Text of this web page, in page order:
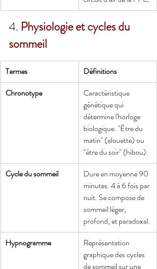
4. Physiologie et cycles du
sommeil
Termes
Définitions
Chronotype
Caractéristique
génétique qui
détermine l'horloge
biologique. "Être du
matin" (alouette) ou
"être du soir" (hibou).
Cycle du sommeil
Dure en moyenne 90
minutes. 4 à 6 fois par
nuit. Se compose de
sommeil léger,
profond, et paradoxal.
Hypnogramme
Représentation
graphique des cycles
de sommeil sur une